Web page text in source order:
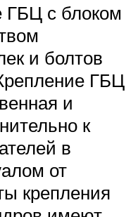
ГБЦ с блоком
и болтов
ГБЦ
и
к
в
от
крепления